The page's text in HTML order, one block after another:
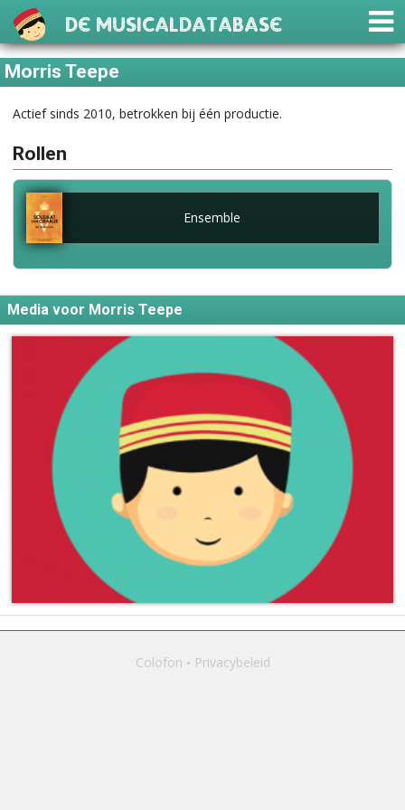
De Musicaldatabase
Morris Teepe
Actief sinds 2010, betrokken bij één productie.
Rollen
Ensemble
Media voor Morris Teepe
Colofon Privacybeleid